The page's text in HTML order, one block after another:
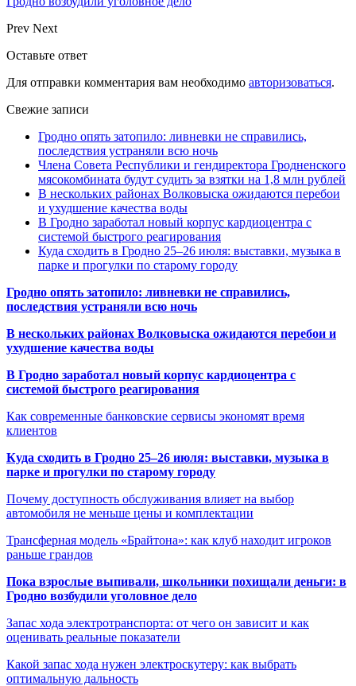
Prev Next
Оставьте ответ
Для отправки комментария вам необходимо авторизоваться.
Свежие записи
Гродно опять затопило: ливневки не справились,
последствия устраняли всю ночь
Члена Совета Республики и гендиректора Гродненского
мясокомбината будут судить за взятки на 1,8 млн рублей
В нескольких районах Волковыска ожидаются перебои
и ухудшение качества воды
В Гродно заработал новый корпус кардиоцентра с
системой быстрого реагирования
Куда сходить в Гродно 25–26 июля: выставки, музыка в
парке и прогулки по старому городу
Гродно опять затопило: ливневки не справились,
последствия устраняли всю ночь
В нескольких районах Волковыска ожидаются перебои и
ухудшение качества воды
В Гродно заработал новый корпус кардиоцентра с
системой быстрого реагирования
Как современные банковские сервисы экономят время
клиентов
Куда сходить в Гродно 25–26 июля: выставки, музыка в
парке и прогулки по старому городу
Почему доступность обслуживания влияет на выбор
автомобиля не меньше цены и комплектации
Трансферная модель «Брайтона»: как клуб находит игроков
раньше грандов
Пока взрослые выпивали, школьники похищали деньги: в
Гродно возбудили уголовное дело
Запас хода электротранспорта: от чего он зависит и как
оценивать реальные показатели
Какой запас хода нужен электроскутеру: как выбрать
оптимальную дальность